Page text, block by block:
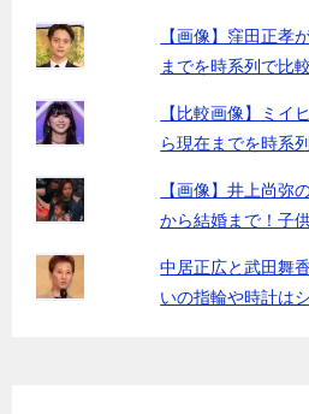
【画像】窪田正孝
までを時系列で比較
【比較画像】ミイ
ら現在までを時系
【画像】井上尚弥
から結婚まで！子
中居正広と武田舞
いの指輪や時計は